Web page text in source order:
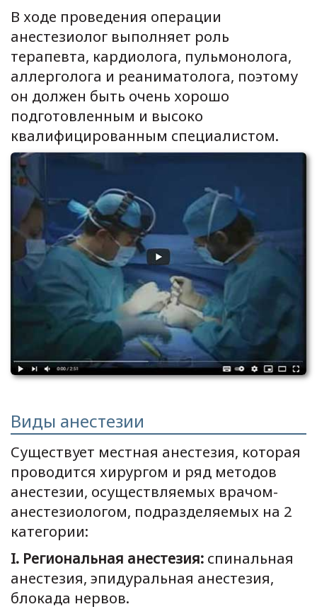
В ходе проведения операции
анестезиолог выполняет роль
терапевта, кардиолога, пульмонолога,
аллерголога и реаниматолога, поэтому
он должен быть очень хорошо
подготовленным и высоко
квалифицированным специалистом.
Виды анестезии
Существует местная анестезия, которая
проводится хирургом и ряд методов
анестезии, осуществляемых врачом-
анестезиологом, подразделяемых на 2
категории:
Ι. Региональная анестезия: спинальная
анестезия, эпидуральная анестезия,
блокада нервов.